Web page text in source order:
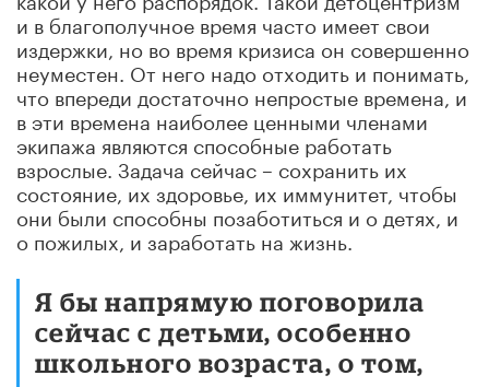
и в благополучное время часто имеет свои
издержки, но во время кризиса он совершенно
неуместен. От него надо отходить и понимать,
что впереди достаточно непростые времена, и
в эти времена наиболее ценными членами
экипажа являются способные работать
взрослые. Задача сейчас – сохранить их
состояние, их здоровье, их иммунитет, чтобы
они были способны позаботиться и о детях, и
о пожилых, и заработать на жизнь.
Я бы напрямую поговорила
сейчас с детьми, особенно
школьного возраста, о том,